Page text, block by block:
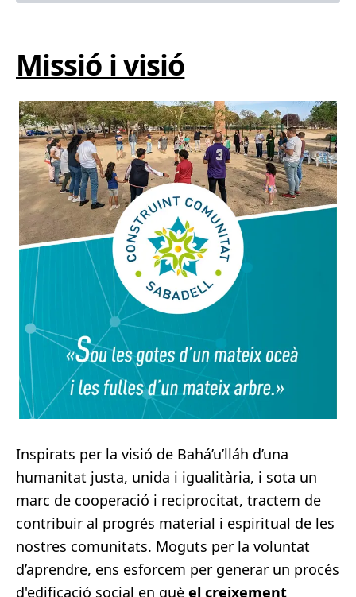
Missió i visió
Inspirats per la visió de Bahá’u’lláh d’una
humanitat justa, unida i igualitària, i sota un
marc de cooperació i reciprocitat, tractem de
contribuir al progrés material i espiritual de les
nostres comunitats. Moguts per la voluntat
d’aprendre, ens esforcem per generar un procés
d'edificació social en què el creixement